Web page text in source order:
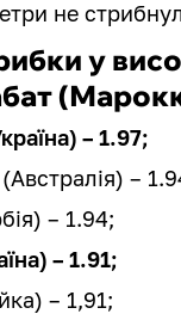
не
у
– 1.97;
–
– 1.94;
– 1.91;
– 1,91;